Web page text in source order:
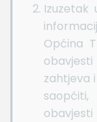
Izuzetak
Općina
zahtjeva